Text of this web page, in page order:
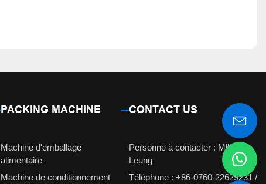
PACKING MACHINE
Machine d'emballage
alimentaire
Machine de conditionnement
CONTACT US
Personne à contacter : Mlle
Leung
Téléphone : +86-0760-22629231 /